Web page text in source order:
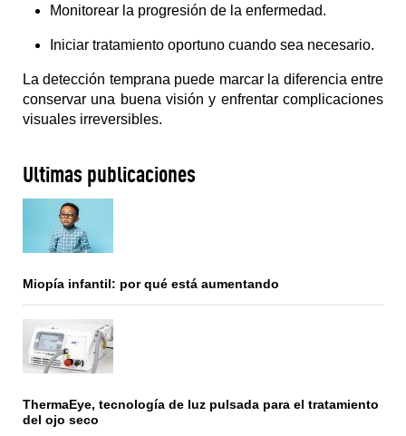
Monitorear la progresión de la enfermedad.
Iniciar tratamiento oportuno cuando sea necesario.
La detección temprana puede marcar la diferencia entre
conservar una buena visión y enfrentar complicaciones
visuales irreversibles.
Últimas publicaciones
Miopía infantil: por qué está aumentando
ThermaEye, tecnología de luz pulsada para el tratamiento
del ojo seco